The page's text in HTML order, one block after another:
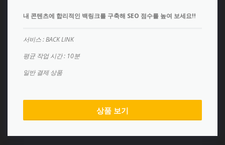
내 콘텐츠에 합리적인 백링크를 구축해 SEO 점수를 높여 보세요!!
서비스 : BACK LINK
평균 작업 시간 : 10분
일반 결제 상품
상품 보기